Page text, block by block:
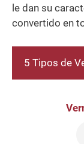
le dan su
convertido en
5 Tipos de